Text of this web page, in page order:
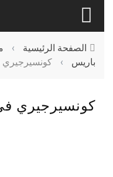
الصفحة الرئيسية ›
باريس
›
كونسيرجيري